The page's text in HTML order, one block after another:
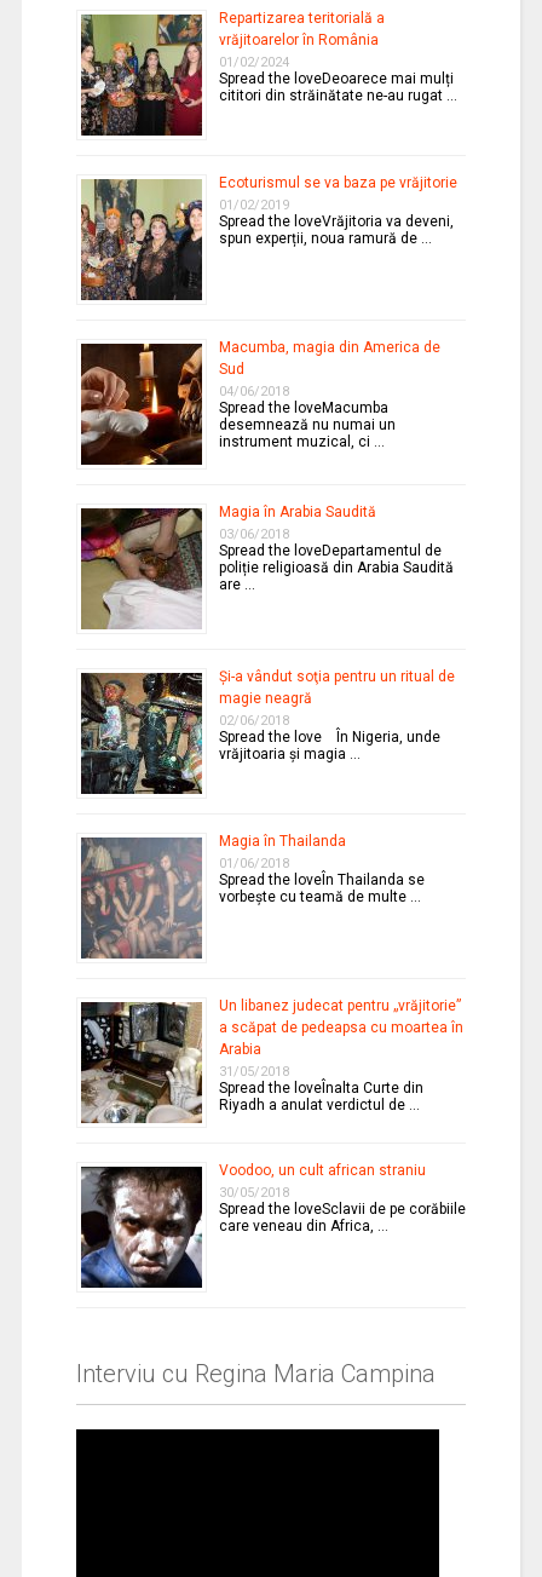
Repartizarea teritorială a
vrăjitoarelor în România
01/02/2024
Spread the loveDeoarece mai mulți
cititori din străinătate ne-au rugat …
Ecoturismul se va baza pe vrăjitorie
01/02/2019
Spread the loveVrăjitoria va deveni,
spun experții, noua ramură de …
Macumba, magia din America de
Sud
04/06/2018
Spread the loveMacumba
desemnează nu numai un
instrument muzical, ci …
Magia în Arabia Saudită
03/06/2018
Spread the loveDepartamentul de
poliție religioasă din Arabia Saudită
are …
Şi-a vândut soţia pentru un ritual de
magie neagră
02/06/2018
Spread the love În Nigeria, unde
vrăjitoaria şi magia …
Magia în Thailanda
01/06/2018
Spread the loveÎn Thailanda se
vorbeşte cu teamă de multe …
Un libanez judecat pentru „vrăjitorie”
a scăpat de pedeapsa cu moartea în
Arabia
31/05/2018
Spread the loveÎnalta Curte din
Riyadh a anulat verdictul de …
Voodoo, un cult african straniu
30/05/2018
Spread the loveSclavii de pe corăbiile
care veneau din Africa, …
Interviu cu Regina Maria Campina